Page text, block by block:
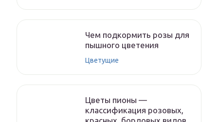
Чем подкормить розы для
пышного цветения
Цветущие
Цветы пионы —
классификация розовых,